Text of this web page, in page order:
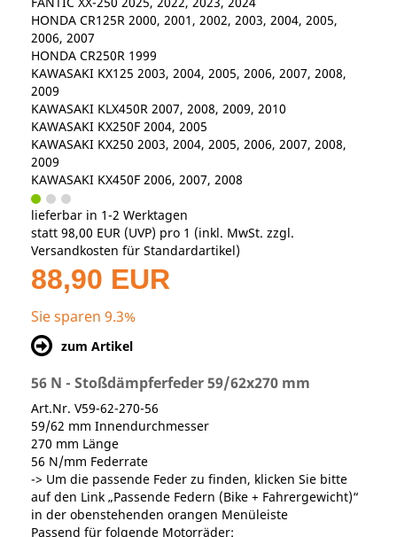
HONDA CR125R 2000, 2001, 2002, 2003, 2004, 2005,
2006, 2007
HONDA CR250R 1999
KAWASAKI KX125 2003, 2004, 2005, 2006, 2007, 2008,
2009
KAWASAKI KLX450R 2007, 2008, 2009, 2010
KAWASAKI KX250F 2004, 2005
KAWASAKI KX250 2003, 2004, 2005, 2006, 2007, 2008,
2009
KAWASAKI KX450F 2006, 2007, 2008
lieferbar in 1-2 Werktagen
statt 98,00 EUR (UVP) pro 1 (inkl. MwSt. zzgl.
Versandkosten für Standardartikel)
88,90 EUR
Sie sparen 9.3%
zum Artikel
56 N - Stoßdämpferfeder 59/62x270 mm
Art.Nr. V59-62-270-56
59/62 mm Innendurchmesser
270 mm Länge
56 N/mm Federrate
-> Um die passende Feder zu finden, klicken Sie bitte
auf den Link „Passende Federn (Bike + Fahrergewicht)“
in der obenstehenden orangen Menüleiste
Passend für folgende Motorräder: